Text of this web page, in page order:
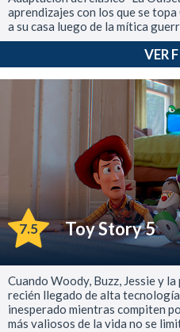
aprendizajes con los que se
a su casa luego de la mítica
VER
7.5 Toy Story 5
Cuando Woody, Buzz, Jessie y
recién llegado de alta
inesperado mientras compiten
más valiosos de la vida no se